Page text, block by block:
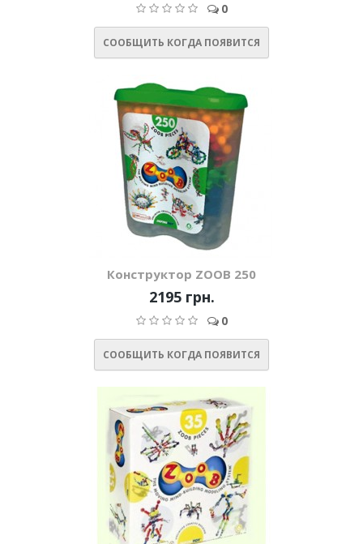
0
СООБЩИТЬ КОГДА ПОЯВИТСЯ
Конструктор ZOOB 250
2195 грн.
0
СООБЩИТЬ КОГДА ПОЯВИТСЯ